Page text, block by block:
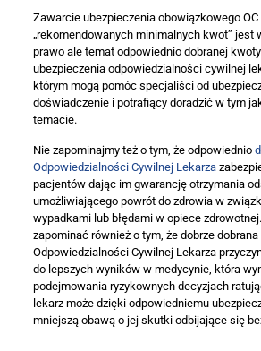
Zawarcie ubezpieczenia obowiązkowego
„rekomendowanych minimalnych kwot” jest
prawo ale temat odpowiednio dobranej
ubezpieczenia odpowiedzialności cywilnej
którym mogą pomóc specjaliści od
doświadczenie i potrafiący doradzić w tym
temacie.
Nie zapominajmy też o tym, że odpowiednio
Odpowiedzialności Cywilnej Lekarza
pacjentów dając im gwarancję otrzymania
umożliwiającego powrót do zdrowia w
wypadkami lub błędami w opiece
zapominać również o tym, że dobrze
Odpowiedzialności Cywilnej Lekarza
do lepszych wyników w medycynie, która
podejmowania ryzykownych decyzjach
lekarz może dzięki odpowiedniemu
mniejszą obawą o jej skutki odbijające się